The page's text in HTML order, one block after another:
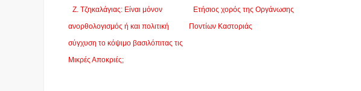
Ζ. Τζηκαλάγιας: Είναι μόνον
ανορθολογισμός ή και πολιτική
σύγχυση το κόψιμο βασιλόπιτας τις
Μικρές Αποκριές;
Ετήσιος χορός της Οργάνωσης
Ποντίων Καστοριάς